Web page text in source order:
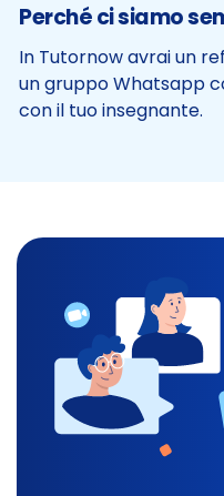
Perché ci siamo
In Tutornow avrai un
un gruppo Whatsapp
con il tuo insegnante.